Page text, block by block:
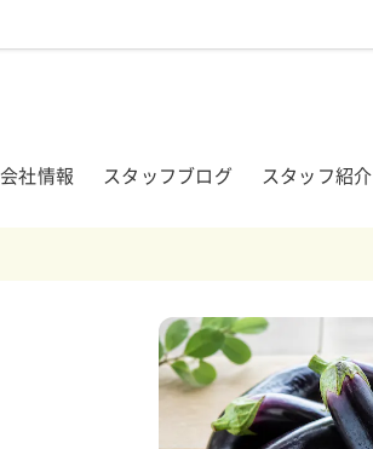
会社情報 スタッフブログ スタッフ紹介